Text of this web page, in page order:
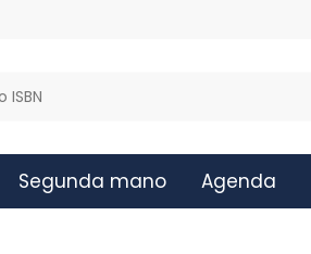
Segunda mano Agenda